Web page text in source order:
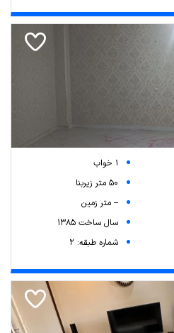
1 خواب
50 متر زیربنا
-- متر زمین
سال ساخت 1385
شماره طبقه: 2